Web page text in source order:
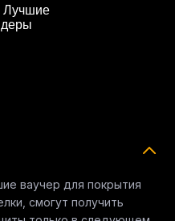
Лучшие
ваучер для покрытия
смогут получить